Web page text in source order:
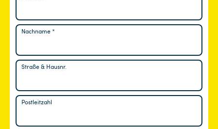
Nachname*
Straße & Hausnr.
Postleitzahl